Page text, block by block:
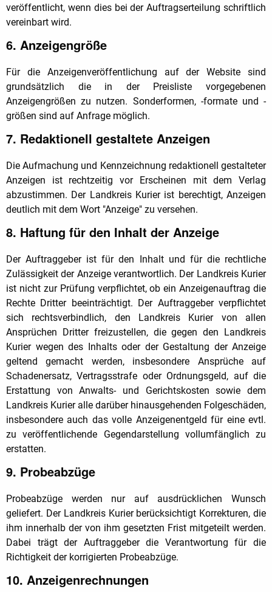
veröffentlicht, wenn dies bei der Auftragserteilung schriftlich
vereinbart wird.
6. Anzeigengröße
Für die Anzeigenveröffentlichung auf der Website sind
grundsätzlich die in der Preisliste vorgegebenen
Anzeigengrößen zu nutzen. Sonderformen, -formate und -
größen sind auf Anfrage möglich.
7. Redaktionell gestaltete Anzeigen
Die Aufmachung und Kennzeichnung redaktionell gestalteter
Anzeigen ist rechtzeitig vor Erscheinen mit dem Verlag
abzustimmen. Der Landkreis Kurier ist berechtigt, Anzeigen
deutlich mit dem Wort "Anzeige" zu versehen.
8. Haftung für den Inhalt der Anzeige
Der Auftraggeber ist für den Inhalt und für die rechtliche
Zulässigkeit der Anzeige verantwortlich. Der Landkreis Kurier
ist nicht zur Prüfung verpflichtet, ob ein Anzeigenauftrag die
Rechte Dritter beeinträchtigt. Der Auftraggeber verpflichtet
sich rechtsverbindlich, den Landkreis Kurier von allen
Ansprüchen Dritter freizustellen, die gegen den Landkreis
Kurier wegen des Inhalts oder der Gestaltung der Anzeige
geltend gemacht werden, insbesondere Ansprüche auf
Schadenersatz, Vertragsstrafe oder Ordnungsgeld, auf die
Erstattung von Anwalts- und Gerichtskosten sowie dem
Landkreis Kurier alle darüber hinausgehenden Folgeschäden,
insbesondere auch das volle Anzeigenentgeld für eine evtl.
zu veröffentlichende Gegendarstellung vollumfänglich zu
erstatten.
9. Probeabzüge
Probeabzüge werden nur auf ausdrücklichen Wunsch
geliefert. Der Landkreis Kurier berücksichtigt Korrekturen, die
ihm innerhalb der von ihm gesetzten Frist mitgeteilt werden.
Dabei trägt der Auftraggeber die Verantwortung für die
Richtigkeit der korrigierten Probeabzüge.
10. Anzeigenrechnungen